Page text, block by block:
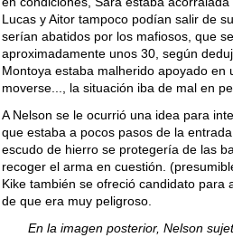
Lucas y Aitor tampoco podían salir de
serían abatidos por los mafiosos, que
aproximadamente unos 30, según
Montoya estaba malherido apoyado en
moverse..., la situación iba de mal en
A Nelson se le ocurrió una idea para
que estaba a pocos pasos de la
escudo de hierro se protegería de las
recoger el arma en cuestión.
Kike también se ofreció candidato para
de que era muy peligroso.
En la imagen posterior, Nelson